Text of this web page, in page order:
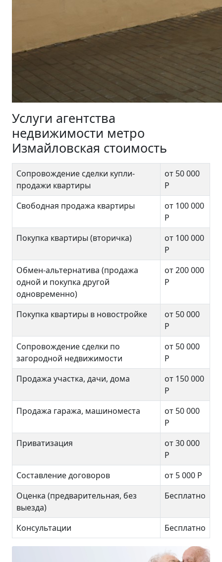
Услуги агентства
недвижимости метро
Измайловская стоимость
Сопровождение сделки купли-
продажи квартиры
от 50 000
Р
Свободная продажа квартиры
от 100 000
Р
Покупка квартиры (вторичка)
от 100 000
Р
Обмен-альтернатива (продажа
одной и покупка другой
одновременно)
от 200 000
Р
Покупка квартиры в новостройке
от 50 000
Р
Сопровождение сделки по
загородной недвижимости
от 50 000
Р
Продажа участка, дачи, дома
от 150 000
Р
Продажа гаража, машиноместа
от 50 000
Р
Приватизация
от 30 000
Р
Составление договоров
от 5 000 Р
Оценка (предварительная, без
выезда)
Бесплатно
Консультации Бесплатно